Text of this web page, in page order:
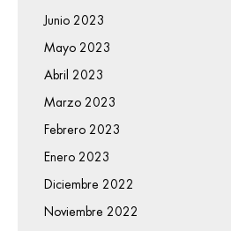
Junio 2023
Mayo 2023
Abril 2023
Marzo 2023
Febrero 2023
Enero 2023
Diciembre 2022
Noviembre 2022